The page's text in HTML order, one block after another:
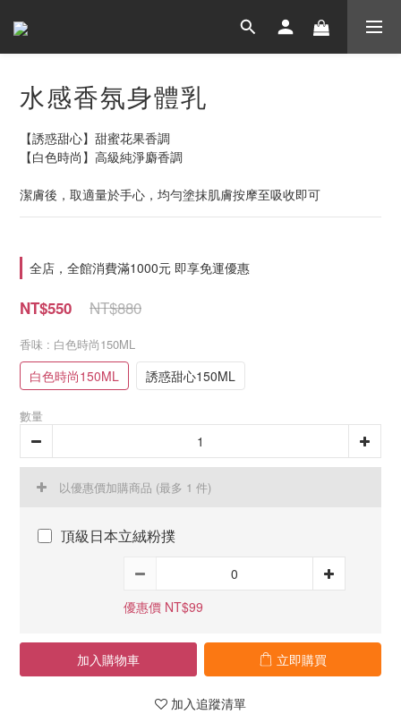
水感香氛身體乳
【誘惑甜心】甜蜜花果香調
【白色時尚】高級純淨麝香調
潔膚後，取適量於手心，均勻塗抹肌膚按摩至吸收即可
全店，全館消費滿1000元 即享免運優惠
NT$880
NT$550
香味 : 白色時尚150ML
白色時尚150ML 誘惑甜心150ML
數量
以優惠價加購商品 (最多 1 件)
頂級日本立絨粉撲
優惠價 NT$99
加入購物車 立即購買
加入追蹤清單